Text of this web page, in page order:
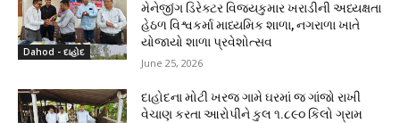
Dahod - દાહોદ
મેનેજીંગ ડિરેક્ટર વિજયકુમાર ખરાડીની અધ્યક્ષતા
હેઠળ વિશ્વકર્મા માધ્યમિક શાળા, નગરાળા ખાતે
યોજાયો શાળા પ્રવેશોત્સવ
June 25, 2026
દાહોદના મોટી ખરજ ગામે ઘરમાં જ ગાંજો રાખી
વેચાણ કરતા આરોપીને કુલ ૧.૮૯૦ કિલો ગ્રામ